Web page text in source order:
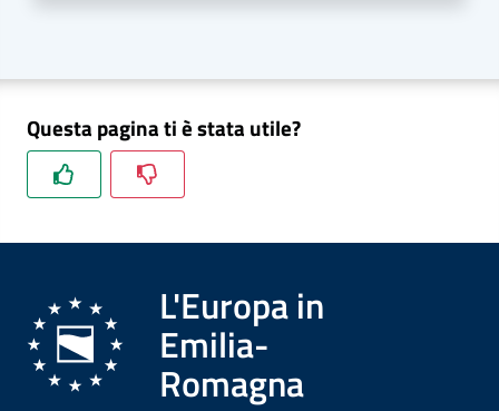
Questa pagina ti è stata utile?
L'Europa in
Emilia-
Romagna